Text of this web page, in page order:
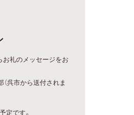
礼のメッセージをお
呉市から送付されま
定です。